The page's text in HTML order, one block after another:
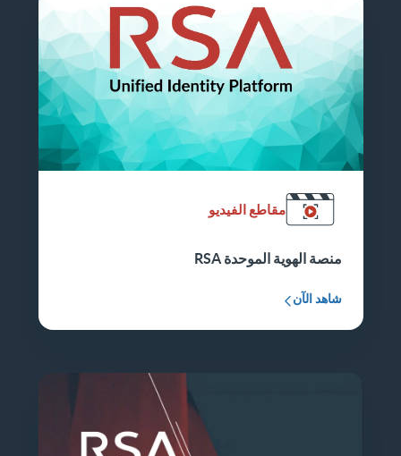
مقاطع الفيديو
منصة الهوية الموحدة RSA
شاهد الآن